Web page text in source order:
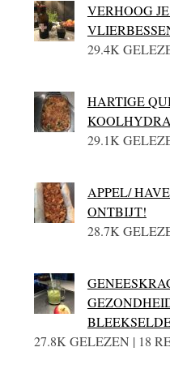
VERHOOG
29.4K
HARTIGE
29.1K
APPEL/
ONTBIJT!
28.7K
27.8K GELEZEN | 18